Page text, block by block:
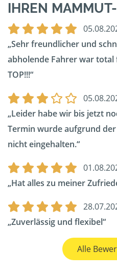
IHREN
Sehr freundlicher und
abholende Fahrer war
TOP!!!
Leider habe wir bis jetzt
Termin wurde aufgrund
nicht eingehalten.
Hat alles zu meiner
Zuverlässig und flexibel
Alle